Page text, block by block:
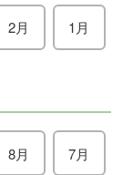
2月 1月
8月 7月